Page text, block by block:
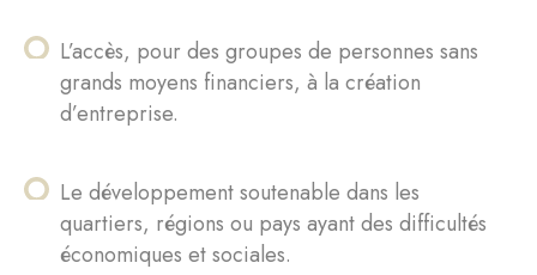
L’accès, pour des groupes de personnes sans
grands moyens financiers, à la création
d’entreprise.
Le développement soutenable dans les
quartiers, régions ou pays ayant des difficultés
économiques et sociales.